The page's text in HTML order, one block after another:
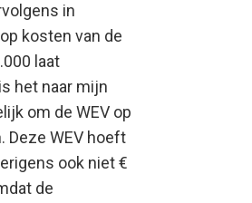
in
kosten van de
laat
het naar mijn
om de WEV op
Deze WEV hoeft
ook niet €
de